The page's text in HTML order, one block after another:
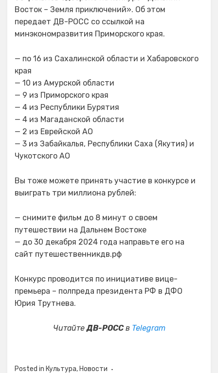
Восток – Земля приключений». Об этом
передает ДВ-РОСС со ссылкой на
минэкономразвития Приморского края.
— по 16 из Сахалинской области и Хабаровского
края
— 10 из Амурской области
— 9 из Приморского края
— 4 из Республики Бурятия
— 4 из Магаданской области
— 2 из Еврейской АО
— 3 из Забайкалья, Республики Саха (Якутия) и
Чукотского АО
Вы тоже можете принять участие в конкурсе и
выиграть три миллиона рублей:
— снимите фильм до 8 минут о своем
путешествии на Дальнем Востоке
— до 30 декабря 2024 года направьте его на
сайт путешественникдв.рф
Конкурс проводится по инициативе вице-
премьера – полпреда президента РФ в ДФО
Юрия Трутнева.
ЧитайтеДВ-РОССв Telegram
Posted in Культура, Новости